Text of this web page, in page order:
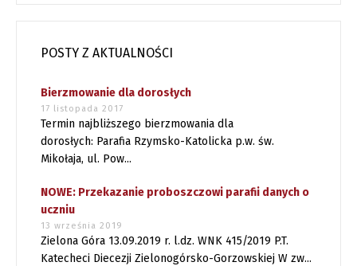
POSTY Z AKTUALNOŚCI
Bierzmowanie dla dorosłych
17 listopada 2017
Termin najbliższego bierzmowania dla
dorosłych: Parafia Rzymsko-Katolicka p.w. św.
Mikołaja, ul. Pow...
NOWE: Przekazanie proboszczowi parafii danych o
uczniu
13 września 2019
Zielona Góra 13.09.2019 r. l.dz. WNK 415/2019 P.T.
Katecheci Diecezji Zielonogórsko-Gorzowskiej W zw...